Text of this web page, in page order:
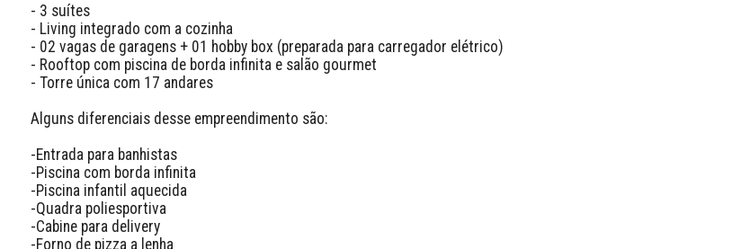
- 3 suítes
- Living integrado com a cozinha
- 02 vagas de garagens + 01 hobby box (preparada para carregador elétrico)
- Rooftop com piscina de borda infinita e salão gourmet
- Torre única com 17 andares
Alguns diferenciais desse empreendimento são:
-Entrada para banhistas
-Piscina com borda infinita
-Piscina infantil aquecida
-Quadra poliesportiva
-Cabine para delivery
-Forno de pizza a lenha